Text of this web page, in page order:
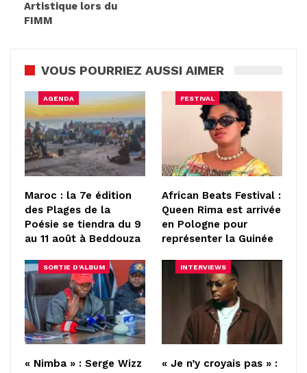
Artistique lors du
FIMM
VOUS POURRIEZ AUSSI AIMER
AGENDA
Maroc : la 7e édition
des Plages de la
Poésie se tiendra du 9
au 11 août à Beddouza
FESTIVAL
African Beats Festival :
Queen Rima est arrivée
en Pologne pour
représenter la Guinée
SORTIE D'ALBUM
« Nimba » : Serge Wizz
INTERVIEWS
« Je n’y croyais pas » :